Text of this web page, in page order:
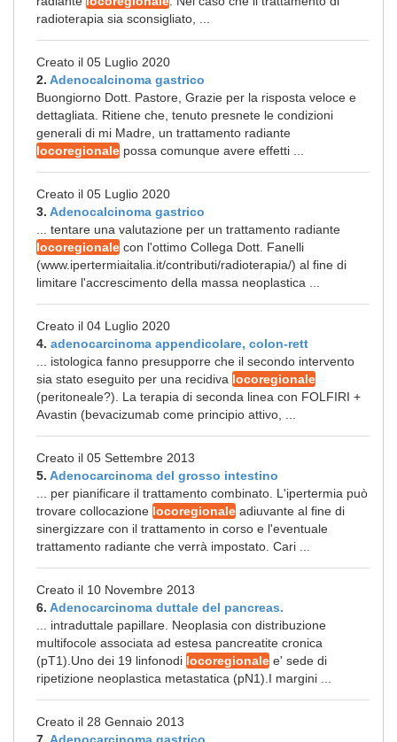
radioterapia sia sconsigliato, ...
Creato il 05 Luglio 2020
2. Adenocalcinoma gastrico
Buongiorno Dott. Pastore, Grazie per la risposta veloce e
dettagliata. Ritiene che, tenuto presnete le condizioni
generali di mi Madre, un trattamento radiante
locoregionale possa comunque avere effetti ...
Creato il 05 Luglio 2020
3. Adenocalcinoma gastrico
... tentare una valutazione per un trattamento radiante
locoregionale con l'ottimo Collega Dott. Fanelli
(www.ipertermiaitalia.it/contributi/radioterapia/) al fine di
limitare l'accrescimento della massa neoplastica ...
Creato il 04 Luglio 2020
4. adenocarcinoma appendicolare, colon-rett
... istologica fanno presupporre che il secondo intervento
sia stato eseguito per una recidiva locoregionale
(peritoneale?). La terapia di seconda linea con FOLFIRI +
Avastin (bevacizumab come principio attivo, ...
Creato il 05 Settembre 2013
5. Adenocarcinoma del grosso intestino
... per pianificare il trattamento combinato. L'ipertermia può
trovare collocazione locoregionale adiuvante al fine di
sinergizzare con il trattamento in corso e l'eventuale
trattamento radiante che verrà impostato. Cari ...
Creato il 10 Novembre 2013
6. Adenocarcinoma duttale del pancreas.
... intraduttale papillare. Neoplasia con distribuzione
multifocole associata ad estesa pancreatite cronica
(pT1).Uno dei 19 linfonodi locoregionale e' sede di
ripetizione neoplastica metastatica (pN1).I margini ...
Creato il 28 Gennaio 2013